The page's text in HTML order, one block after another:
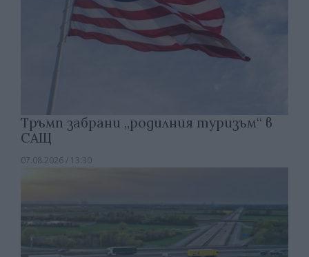
Тръмп забрани „родилния туризъм“ в
САЩ
07.08.2026 / 13:30